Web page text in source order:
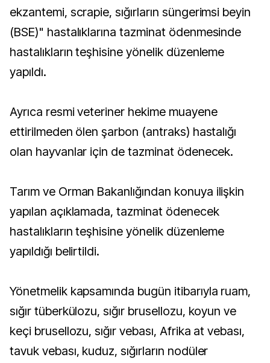
ekzantemi, scrapie, sığırların süngerimsi beyin
(BSE)" hastalıklarına tazminat ödenmesinde
hastalıkların teşhisine yönelik düzenleme
yapıldı.
Ayrıca resmi veteriner hekime muayene
ettirilmeden ölen şarbon (antraks) hastalığı
olan hayvanlar için de tazminat ödenecek.
Tarım ve Orman Bakanlığından konuya ilişkin
yapılan açıklamada, tazminat ödenecek
hastalıkların teşhisine yönelik düzenleme
yapıldığı belirtildi.
Yönetmelik kapsamında bugün itibarıyla ruam,
sığır tüberkülozu, sığır brusellozu, koyun ve
keçi brusellozu, sığır vebası, Afrika at vebası,
tavuk vebası, kuduz, sığırların nodüler